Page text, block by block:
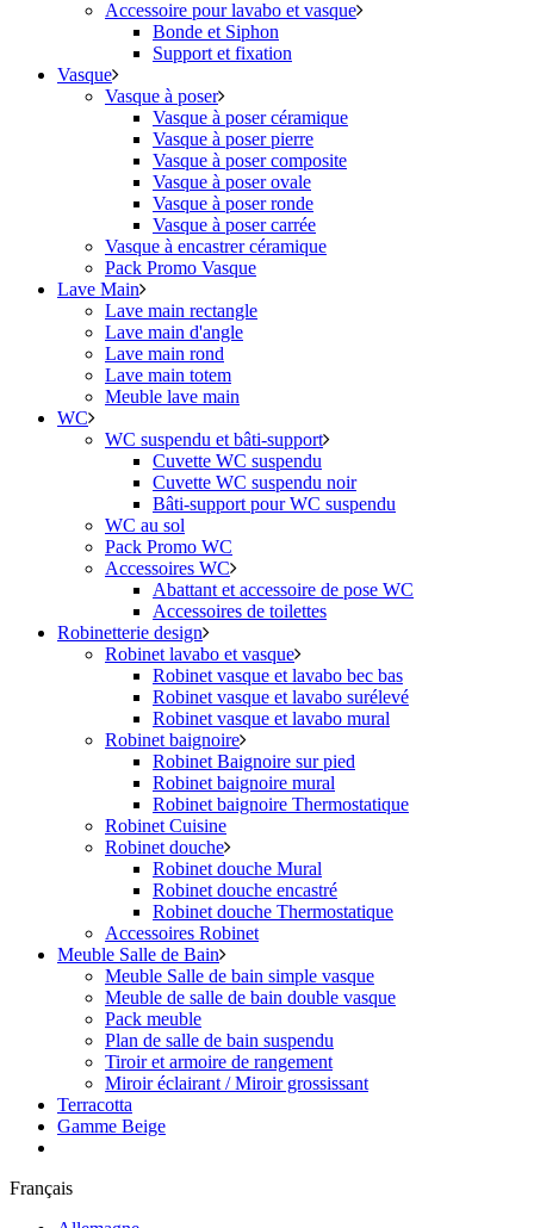
Accessoire pour lavabo et vasque
Bonde et Siphon
Support et fixation
Vasque
Vasque à poser
Vasque à poser céramique
Vasque à poser pierre
Vasque à poser composite
Vasque à poser ovale
Vasque à poser ronde
Vasque à poser carrée
Vasque à encastrer céramique
Pack Promo Vasque
Lave Main
Lave main rectangle
Lave main d'angle
Lave main rond
Lave main totem
Meuble lave main
WC
WC suspendu et bâti-support
Cuvette WC suspendu
Cuvette WC suspendu noir
Bâti-support pour WC suspendu
WC au sol
Pack Promo WC
Accessoires WC
Abattant et accessoire de pose WC
Accessoires de toilettes
Robinetterie design
Robinet lavabo et vasque
Robinet vasque et lavabo bec bas
Robinet vasque et lavabo surélevé
Robinet vasque et lavabo mural
Robinet baignoire
Robinet Baignoire sur pied
Robinet baignoire mural
Robinet baignoire Thermostatique
Robinet Cuisine
Robinet douche
Robinet douche Mural
Robinet douche encastré
Robinet douche Thermostatique
Accessoires Robinet
Meuble Salle de Bain
Meuble Salle de bain simple vasque
Meuble de salle de bain double vasque
Pack meuble
Plan de salle de bain suspendu
Tiroir et armoire de rangement
Miroir éclairant / Miroir grossissant
Terracotta
Gamme Beige
Français